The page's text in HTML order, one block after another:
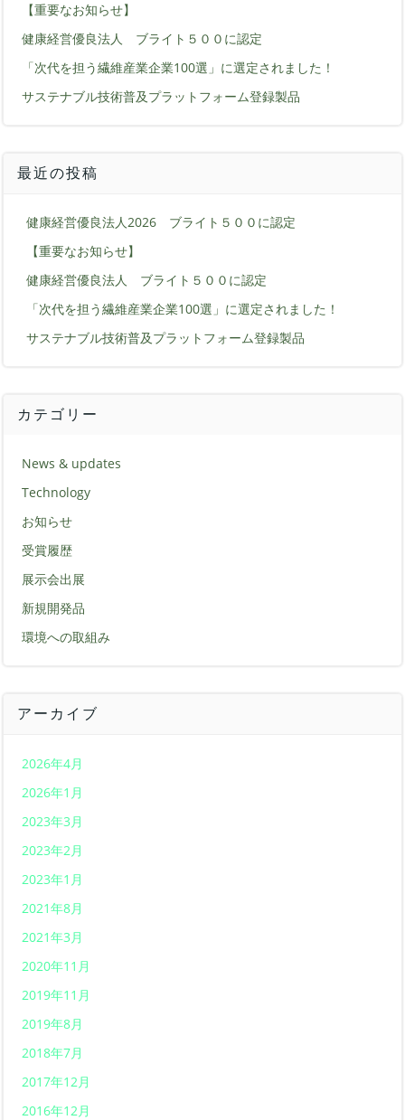
【重要なお知らせ】
健康経営優良法人 ブライト５００に認定
「次代を担う繊維産業企業100選」に選定されました！
サステナブル技術普及プラットフォーム登録製品
最近の投稿
健康経営優良法人2026 ブライト５００に認定
【重要なお知らせ】
健康経営優良法人 ブライト５００に認定
「次代を担う繊維産業企業100選」に選定されました！
サステナブル技術普及プラットフォーム登録製品
カテゴリー
News & updates
Technology
お知らせ
受賞履歴
展示会出展
新規開発品
環境への取組み
アーカイブ
2026年4月
2026年1月
2023年3月
2023年2月
2023年1月
2021年8月
2021年3月
2020年11月
2019年11月
2019年8月
2018年7月
2017年12月
2016年12月